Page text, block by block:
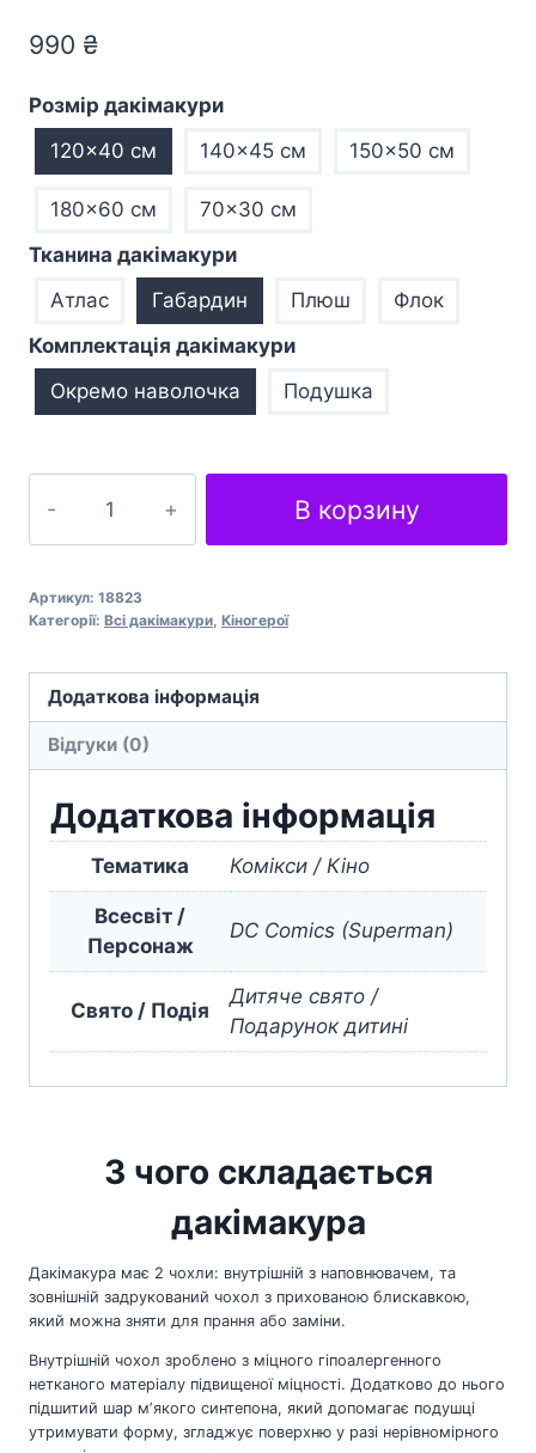
990 ₴
Розмір дакімакури
120x40 см
140x45 см 150x50 см
180x60 см
70×30 см
Тканина дакімакури
Атлас
Габардин Плюш
Флок
Комплектація дакімакури
Окремо наволочка
Подушка
Superman
В корзину
Артикул: 18823
Категорії: Всі дакімакури, Кіногерої
Додаткова інформація
Відгуки (0)
Додаткова інформація
Тематика Комікси / Кіно
Всесвіт /
Персонаж
DC Comics (Superman)
Свято / Подія
Дитяче свято /
Подарунок дитині
З чого складається
дакімакура
Дакімакура має 2 чохли: внутрішній з наповнювачем, та
зовнішній задрукований чохол з прихованою блискавкою,
який можна зняти для прання або заміни.
Внутрішній чохол зроблено з міцного гіпоалергенного
нетканого матеріалу підвищеної міцності. Додатково до нього
підшитий шар мʼякого синтепона, який допомагає подушці
утримувати форму, згладжує поверхню у разі нерівномірного